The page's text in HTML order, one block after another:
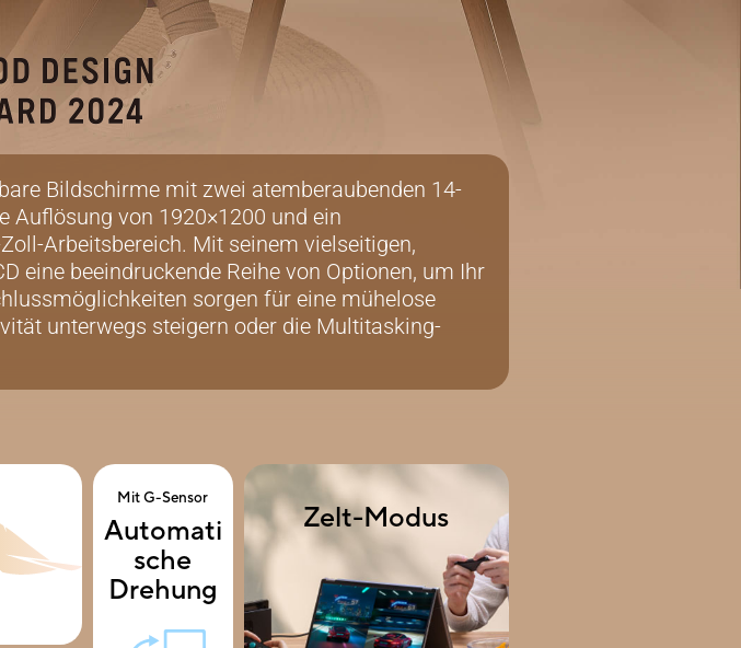
Bildschirme mit zwei atemberaubenden 14-
Auflösung von 1920×1200 und ein
Arbeitsbereich. Mit seinem vielseitigen,
eine beeindruckende Reihe von Optionen, um Ihr
sorgen für eine mühelose
unterwegs steigern oder die Multitasking-
Mit G-Sensor
Automati
sche
Drehung
Zelt-Modus